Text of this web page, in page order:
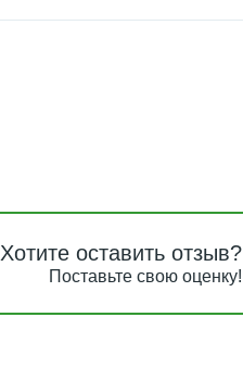
Хотите оставить отзыв?
Поставьте свою оценку!